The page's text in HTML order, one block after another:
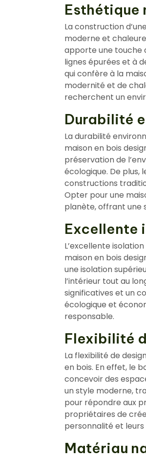
Esthétique
La construction
moderne et
apporte une touche
lignes épurées et à
qui confère à la
modernité et de
recherchent un
Durabilité
La durabilité
maison en bois
préservation de
écologique. De plus,
constructions
Opter pour une
planète, offrant une
Excellente
L’excellente
maison en bois
une isolation
l’intérieur tout au
significatives et un
écologique et
responsable.
Flexibilité
La flexibilité de
en bois. En effet, le
concevoir des
un style moderne,
pour répondre aux
propriétaires de
personnalité et
Matériau